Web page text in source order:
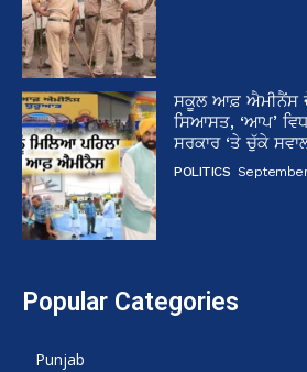
ਸਕੂਲ ਆਫ਼ ਐਮੀਨੈਂਸ
ਸਿਆਸਤ, ‘ਆਪ’
ਸਰਕਾਰ ‘ਤੇ ਚੁੱਕੇ
POLITICS September
Popular Categories
Punjab